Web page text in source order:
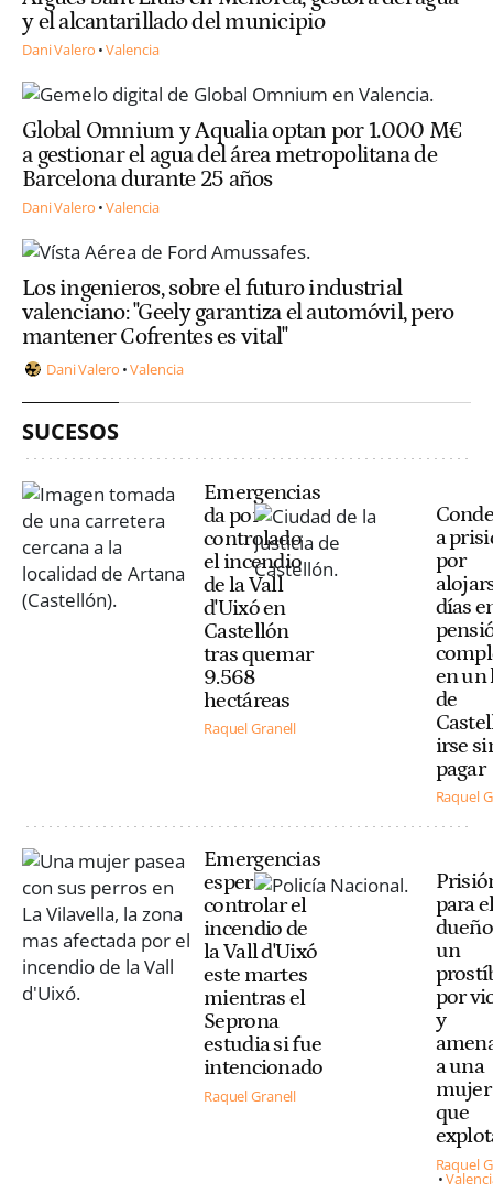
y el alcantarillado del municipio
Dani Valero Valencia
Global Omnium y Aqualia optan por 1.000 M€
a gestionar el agua del área metropolitana de
Barcelona durante 25 años
Dani Valero Valencia
Los ingenieros, sobre el futuro industrial
valenciano: "Geely garantiza el automóvil, pero
mantener Cofrentes es vital"
Dani Valero Valencia
SUCESOS
Emergencias
da por
controlado
el incendio
de la Vall
d'Uixó en
Castellón
tras quemar
9.568
hectáreas
Raquel Granell
a
por
días
en un
de
irse
pagar
Raquel
Emergencias
espera
controlar el
incendio de
la Vall d'Uixó
este martes
mientras el
Seprona
estudia si fue
intencionado
Raquel Granell
para
un
por
y
a una
mujer
que
Raquel